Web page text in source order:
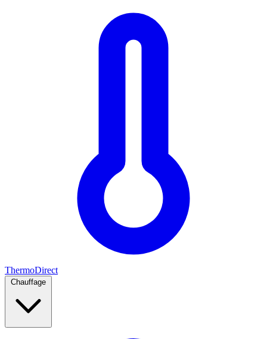
ThermoDirect